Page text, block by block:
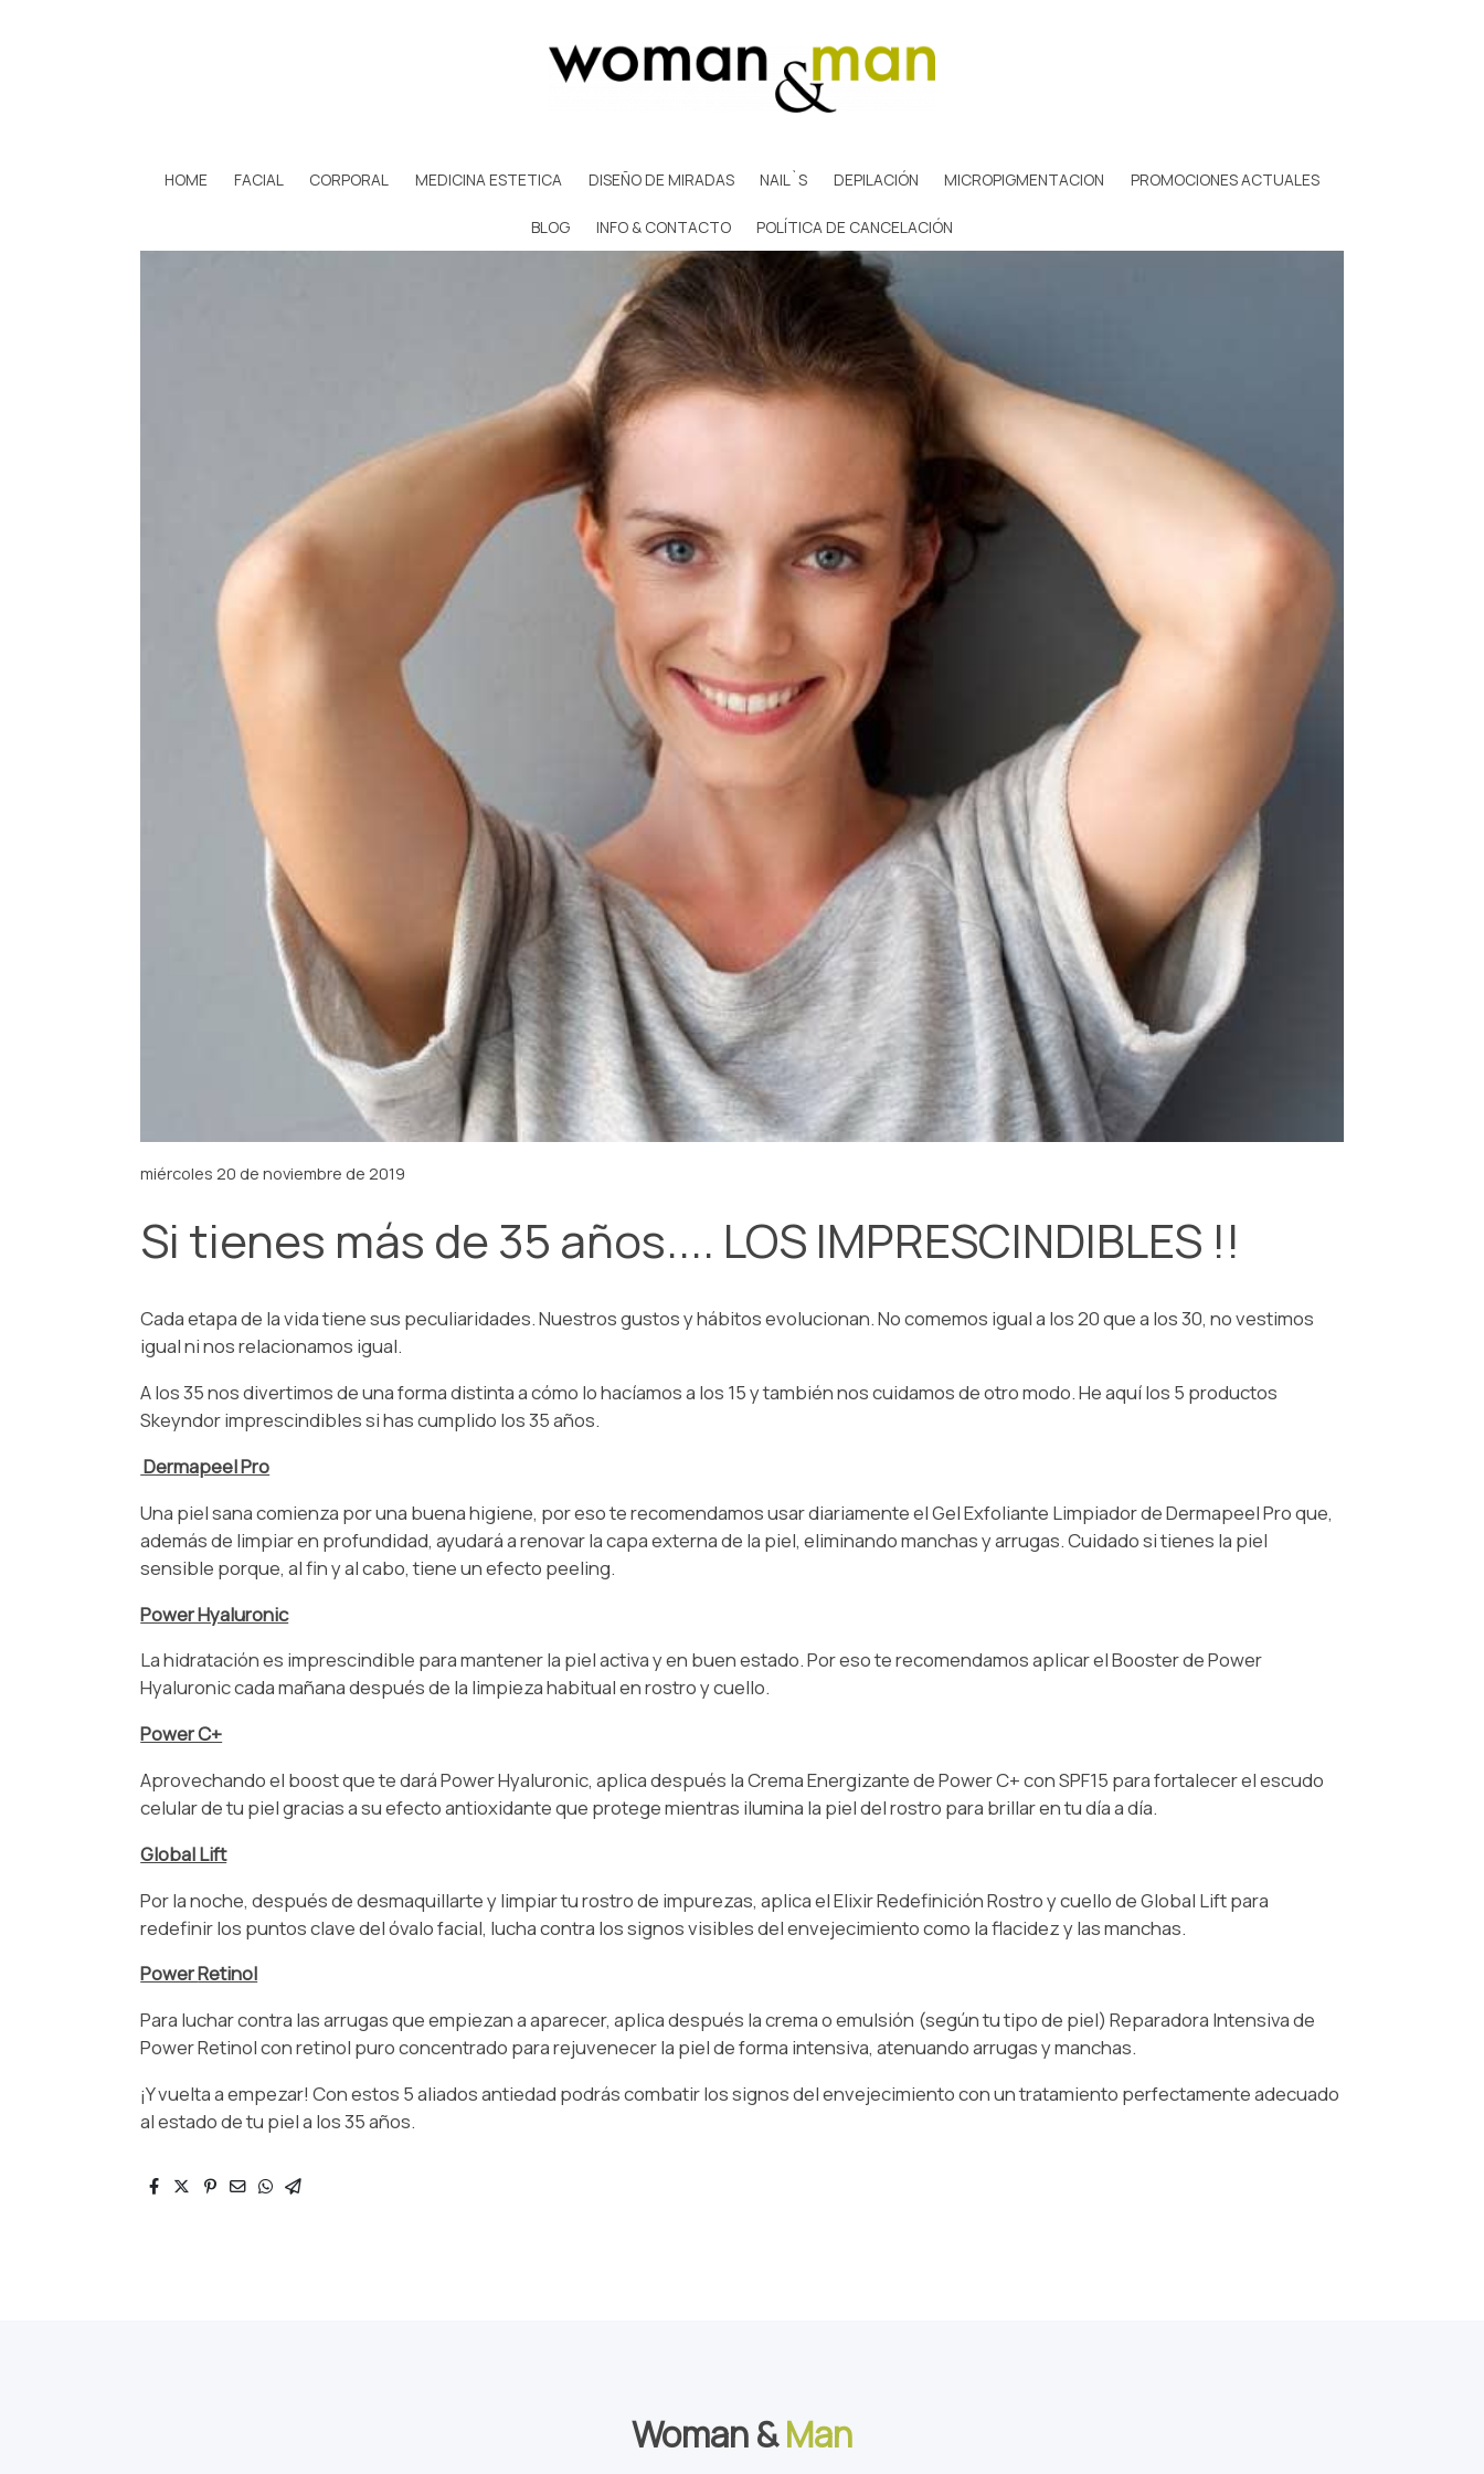
HOME FACIAL CORPORAL MEDICINA ESTETICA DISEÑO DE MIRADAS NAIL`S DEPILACIÓN MICROPIGMENTACION PROMOCIONES ACTUALES
BLOG INFO & CONTACTO POLÍTICA DE CANCELACIÓN
miércoles 20 de noviembre de 2019
Si tienes más de 35 años.... LOS IMPRESCINDIBLES !!
Cada etapa de la vida tiene sus peculiaridades. Nuestros gustos y hábitos evolucionan. No comemos igual a los 20 que a los 30, no vestimos
igual ni nos relacionamos igual.
A los 35 nos divertimos de una forma distinta a cómo lo hacíamos a los 15 y también nos cuidamos de otro modo. He aquí los 5 productos
Skeyndor imprescindibles si has cumplido los 35 años.
Dermapeel Pro
Una piel sana comienza por una buena higiene, por eso te recomendamos usar diariamente el Gel Exfoliante Limpiador de Dermapeel Pro que,
además de limpiar en profundidad, ayudará a renovar la capa externa de la piel, eliminando manchas y arrugas. Cuidado si tienes la piel
sensible porque, al fin y al cabo, tiene un efecto peeling.
Power Hyaluronic
La hidratación es imprescindible para mantener la piel activa y en buen estado. Por eso te recomendamos aplicar el Booster de Power
Hyaluronic cada mañana después de la limpieza habitual en rostro y cuello.
Power C+
Aprovechando el boost que te dará Power Hyaluronic, aplica después la Crema Energizante de Power C+ con SPF15 para fortalecer el escudo
celular de tu piel gracias a su efecto antioxidante que protege mientras ilumina la piel del rostro para brillar en tu día a día.
Global Lift
Por la noche, después de desmaquillarte y limpiar tu rostro de impurezas, aplica el Elixir Redefinición Rostro y cuello de Global Lift para
redefinir los puntos clave del óvalo facial, lucha contra los signos visibles del envejecimiento como la flacidez y las manchas.
PowerRetinol
Para luchar contra las arrugas que empiezan a aparecer, aplica después la crema o emulsión (según tu tipo de piel) Reparadora Intensiva de
Power Retinol con retinol puro concentrado para rejuvenecer la piel de forma intensiva, atenuando arrugas y manchas.
¡Y vuelta a empezar! Con estos 5 aliados antiedad podrás combatir los signos del envejecimiento con un tratamiento perfectamente adecuado
al estado de tu piel a los 35 años.
Woman &Man